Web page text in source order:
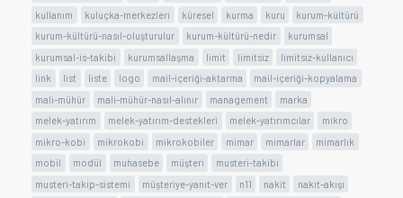
kullanım
kuluçka-merkezleri küresel kurma kuru
kurum-kültürü
kurum-kültürü-nasıl-oluşturulur
kurum-kültürü-nedir
kurumsal
kurumsal-is-takibi
kurumsallaşma limit limitsiz
limitsiz-kullanıcı
link
list liste logo mail-içeriği-aktarma
mail-içeriği-kopyalama
mali-mühür
mali-mühür-nasıl-alınır management
marka
melek-yatırım
melek-yatırım-destekleri melek-yatırımcılar
mikro
mikro-kobi
mikrokobi mikrokobiler mimar mimarlar
mimarlık
mobil
modül muhasebe müşteri
musteri-takibi
musteri-takip-sistemi
müşteriye-yanıt-ver n11 nakit
nakit-akışı